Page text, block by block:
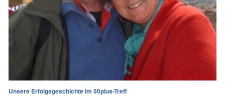
Unsere Erfolgsgeschichte im 50plus-Treff